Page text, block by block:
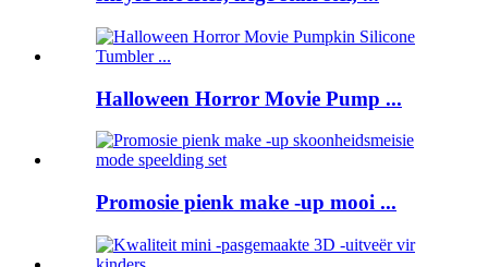
Halloween Horror Movie Pump ...
Promosie pienk make -up mooi ...